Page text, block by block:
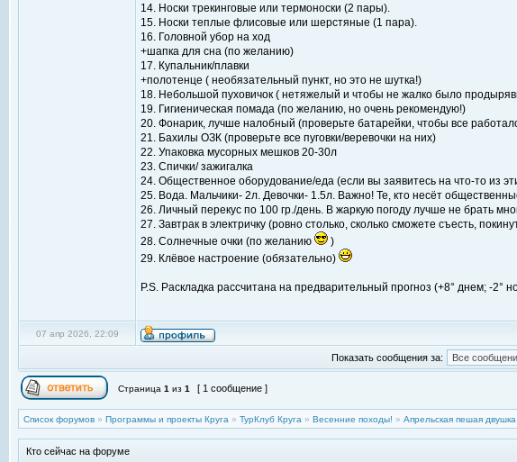
14. Носки трекинговые или термоноски (2 пары).
15. Носки теплые флисовые или шерстяные (1 пара).
16. Головной убор на ход
+шапка для сна (по желанию)
17. Купальник/плавки
+полотенце ( необязательный пункт, но это не шутка!)
18. Небольшой пуховичок ( нетяжелый и чтобы не жалко было
19. Гигиеническая помада (по желанию, но очень рекомендую!)
20. Фонарик, лучше налобный (проверьте батарейки, чтобы все
21. Бахилы ОЗК (проверьте все пуговки/веревочки на них)
22. Упаковка мусорных мешков 20-30л
23. Спички/ зажигалка
24. Общественное оборудование/еда (если вы заявитесь на что-то из
25. Вода. Мальчики- 2л. Девочки- 1.5л. Важно! Те, кто несёт
26. Личный перекус по 100 гр./день. В жаркую погоду лучше не брать
27. Завтрак в электричку (ровно столько, сколько сможете съесть,
28. Солнечные очки (по желанию
)
29. Клёвое настроение (обязательно)
P.S. Раскладка рассчитана на предварительный прогноз (+8° днем; -2°
07 апр 2026, 22:09
Показать сообщения за:
Страница 1 из 1 [ 1 сообщение ]
Список форумов » Программы и проекты Круга » ТурКлуб Круга » Весенние походы! » Апрельская пешая
Кто сейчас на форуме